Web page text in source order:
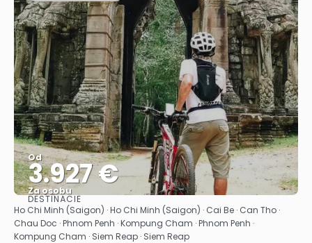
Od
3.927 €
Za osobu
Pozrieť sa
DESTINÁCIE
Ho Chi Minh (Saigon) · Ho Chi Minh (Saigon) · Cai Be · Can Tho ·
Chau Doc · Phnom Penh · Kompung Cham · Phnom Penh ·
Kompung Cham · Siem Reap · Siem Reap